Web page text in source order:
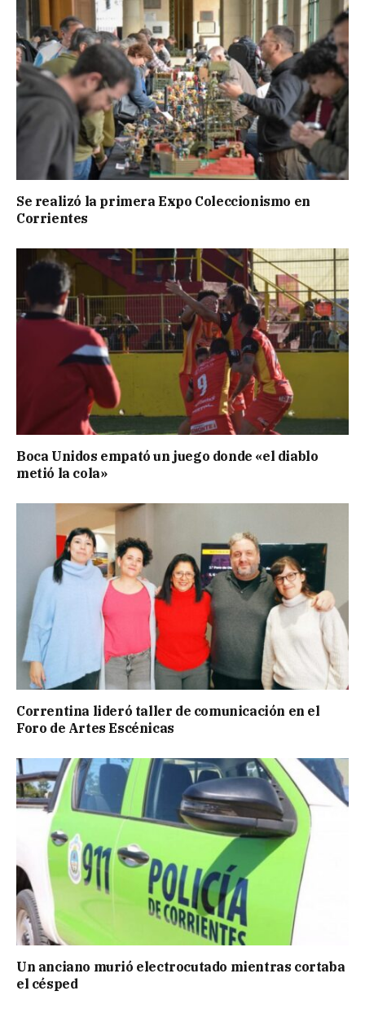
Se realizó la primera Expo Coleccionismo en
Corrientes
Boca Unidos empató un juego donde «el diablo
metió la cola»
Correntina lideró taller de comunicación en el
Foro de Artes Escénicas
Un anciano murió electrocutado mientras cortaba
el césped